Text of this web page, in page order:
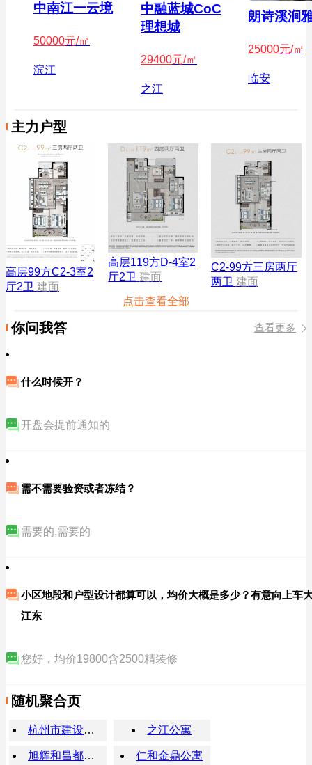
中南江一云境
50000元/㎡
滨江
中融蓝城CoC
理想城
29400元/㎡
之江
朗诗溪涧
25000元/㎡
临安
主力户型
高层99方C2-3室2
厅2卫 建面
高层119方D-4室2
厅2卫 建面
C2-99方三房两厅
两卫 建面
点击查看全部
你问我答 查看更多
什么时候开？
开盘会提前通知的
需不需要验资或者冻结？
需要的,需要的
小区地段和户型设计都算可以，均价大概是多少？有意向上车
江东
您好，均价19800含2500精装修
随机聚合页
杭州市建设职业学校 之江公寓
旭辉和昌都会山 仁和金鼎公寓